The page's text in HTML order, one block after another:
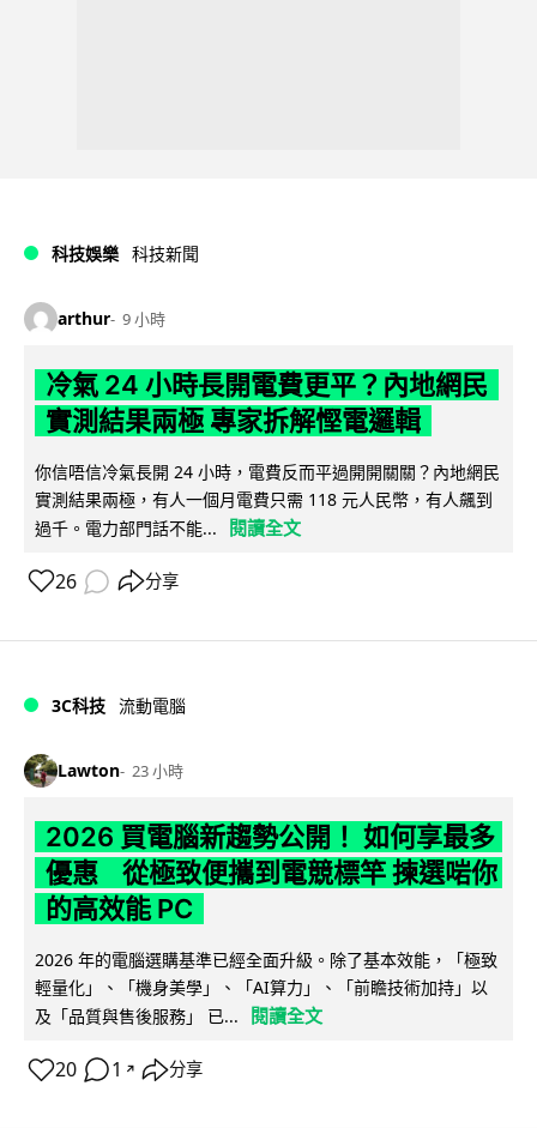
科技娛樂 科技新聞
arthur 9 小時
冷氣 24 小時長開電費更平？內地網民
實測結果兩極 專家拆解慳電邏輯
你信唔信冷氣長開 24 小時，電費反而平過開開關關？內地網民
實測結果兩極，有人一個月電費只需 118 元人民幣，有人飆到
過千。電力部門話不能...
閱讀全文
26 分享
3C科技 流動電腦
Lawton 23 小時
2026 買電腦新趨勢公開！ 如何享最多
優惠 從極致便攜到電競標竿 揀選啱你
的高效能 PC
2026 年的電腦選購基準已經全面升級。除了基本效能，「極致
輕量化」、「機身美學」、「AI算力」、「前瞻技術加持」以
及「品質與售後服務」 已...
閱讀全文
20 1 ↗ 分享